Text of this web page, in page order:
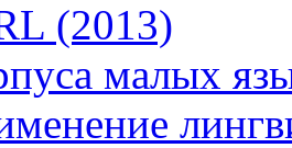
(2013)
малых